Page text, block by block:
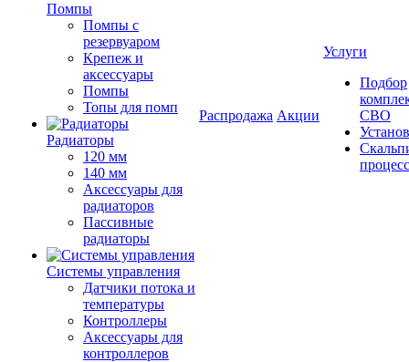
Помпы
Помпы с
резервуаром
Крепеж и
аксессуары
Помпы
Топы для помп
Радиаторы
120 мм
140 мм
Аксессуары для
радиаторов
Пассивные
радиаторы
Системы управления
Датчики потока и
температуры
Контроллеры
Аксессуары для
контроллеров
Распродажа Акции
Услуги
Подбор
СВО